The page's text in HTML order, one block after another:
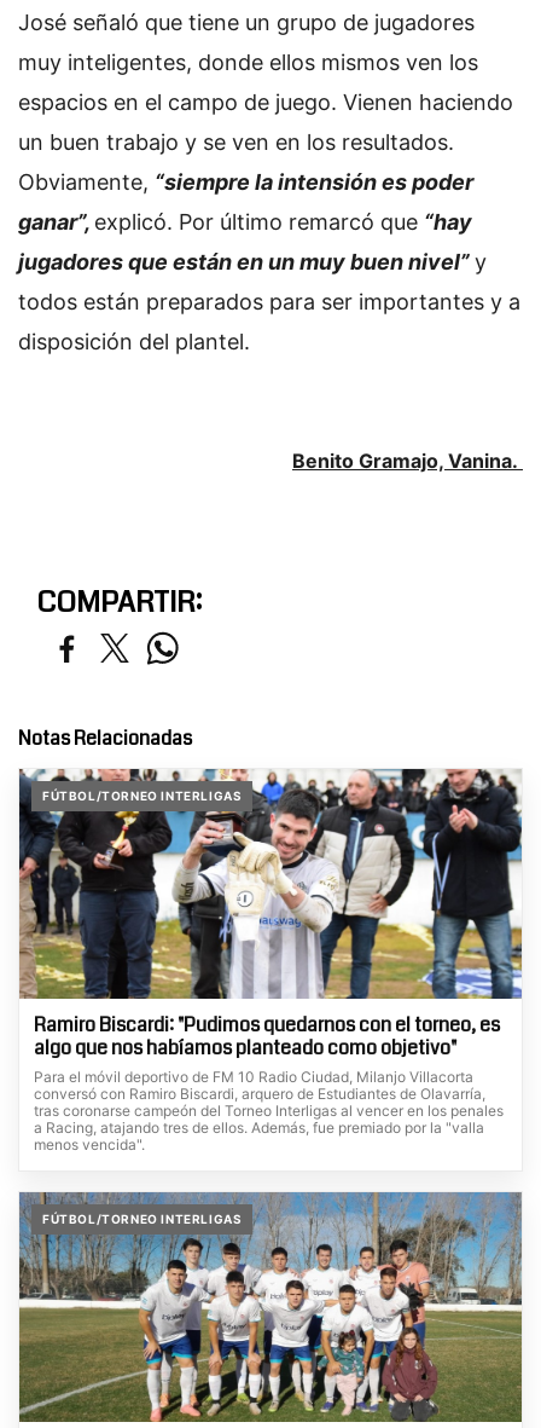
José señaló que tiene un grupo de jugadores
muy inteligentes, donde ellos mismos ven los
espacios en el campo de juego. Vienen haciendo
un buen trabajo y se ven en los resultados.
Obviamente, “siempre la intensión es poder
ganar”, explicó. Por último remarcó que “hay
jugadores que están en un muy buen nivel”y
todos están preparados para ser importantes y a
disposición del plantel.
Benito Gramajo, Vanina.
COMPARTIR:
Notas Relacionadas
FÚTBOL/TORNEO INTERLIGAS
Ramiro Biscardi: "Pudimos quedarnos con el torneo, es
algo que nos habíamos planteado como objetivo"
Para el móvil deportivo de FM 10 Radio Ciudad, Milanjo Villacorta
conversó con Ramiro Biscardi, arquero de Estudiantes de Olavarría,
tras coronarse campeón del Torneo Interligas al vencer en los penales
a Racing, atajando tres de ellos. Además, fue premiado por la "valla
menos vencida".
FÚTBOL/TORNEO INTERLIGAS